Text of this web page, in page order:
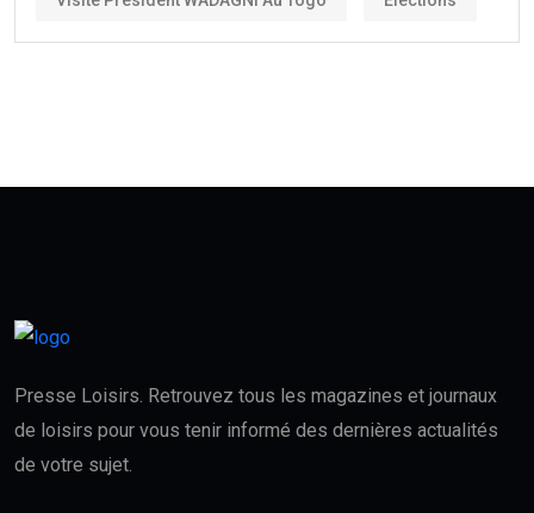
Presse Loisirs. Retrouvez tous les magazines et journaux
de loisirs pour vous tenir informé des dernières actualités
de votre sujet.